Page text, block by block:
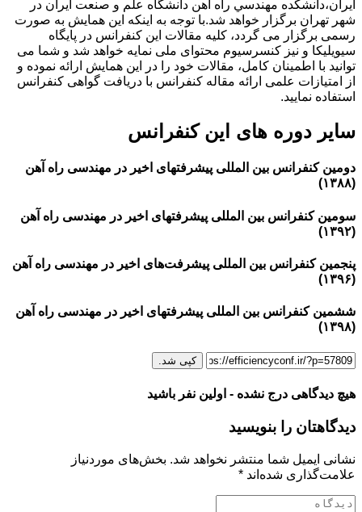
ایران،دانشكده مهندسي راه آهن دانشگاه علم و صنعت ايران در
شهر تهران برگزار خواهد شد.با توجه به اینکه این همایش به صورت
رسمی برگزار می گردد، کلیه مقالات این کنفرانس در پایگاه
سیویلیکا و نیز کنسرسیوم محتوای ملی نمایه خواهد شد و شما می
توانید با اطمینان کامل، مقالات خود را در این همایش ارائه نموده و
از امتیازات علمی ارائه مقاله کنفرانس با دریافت گواهی کنفرانس
استفاده نمایید.
سایر دوره های این کنفرانس
دومین کنفرانس بین المللی پیشرفتهای اخیر در مهندسی راه آهن
(۱۳۸۸)
سومین کنفرانس بین المللی پیشرفتهای اخیر در مهندسی راه آهن
(۱۳۹۲)
پنجمین کنفرانس بین المللی پیشرفت‌های اخیر در مهندسی راه آهن
(۱۳۹۶)
ششمین کنفرانس بین المللی پیشرفتهای اخیر در مهندسی راه آهن
(۱۳۹۸)
کپی شد.
هیچ دیدگاهی درج نشده - اولین نفر باشید
دیدگاهتان را بنویسید
نشانی ایمیل شما منتشر نخواهد شد. بخش‌های موردنیاز
علامت‌گذاری شده‌اند *